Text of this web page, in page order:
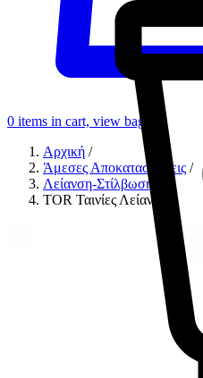
0 items in cart, view bag
Αρχική /
Άμεσες Αποκαταστάσεις /
Λείανση-Στίλβωση
TOR Ταινίες Λείανσης